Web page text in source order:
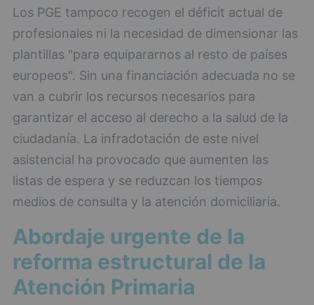
Los PGE tampoco recogen el déficit actual de
profesionales ni la necesidad de dimensionar las
plantillas "para equipararnos al resto de países
europeos". Sin una financiación adecuada no se
van a cubrir los recursos necesarios para
garantizar el acceso al derecho a la salud de la
ciudadanía. La infradotación de este nivel
asistencial ha provocado que aumenten las
listas de espera y se reduzcan los tiempos
medios de consulta y la atención domiciliaria.
Abordaje urgente de la
reforma estructural de la
Atención Primaria